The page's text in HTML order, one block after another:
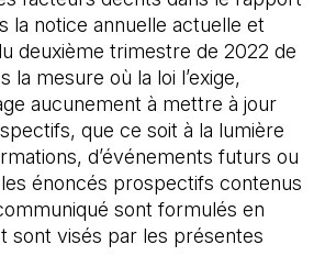
la notice annuelle actuelle et
deuxième trimestre de 2022 de
la mesure où la loi l’exige,
aucunement à mettre à jour
que ce soit à la lumière
d’événements futurs ou
énoncés prospectifs contenus
sont formulés en
sont visés par les présentes